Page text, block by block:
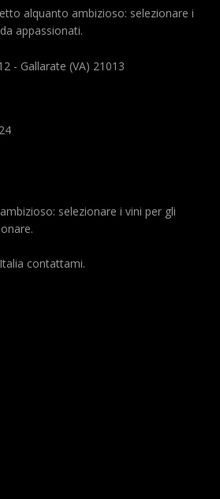
alquanto ambizioso: selezionare i
appassionati.
- Gallarate (VA) 21013
selezionare i vini per gli
contattami.